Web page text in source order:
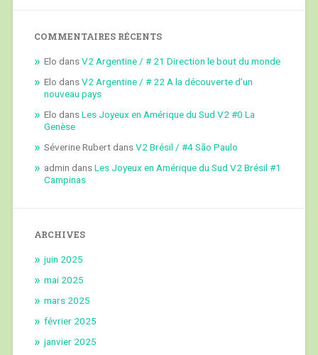
COMMENTAIRES RÉCENTS
Elo dansV2 Argentine / # 21 Direction le bout du monde
Elo dansV2 Argentine / # 22 A la découverte d’un
nouveau pays
Elo dansLes Joyeux en Amérique du Sud V2 #0 La
Genèse
Séverine RubertdansV2 Brésil / #4 São Paulo
admin dansLes Joyeux en Amérique du Sud V2 Brésil #1
Campinas
ARCHIVES
juin 2025
mai 2025
mars 2025
février 2025
janvier 2025